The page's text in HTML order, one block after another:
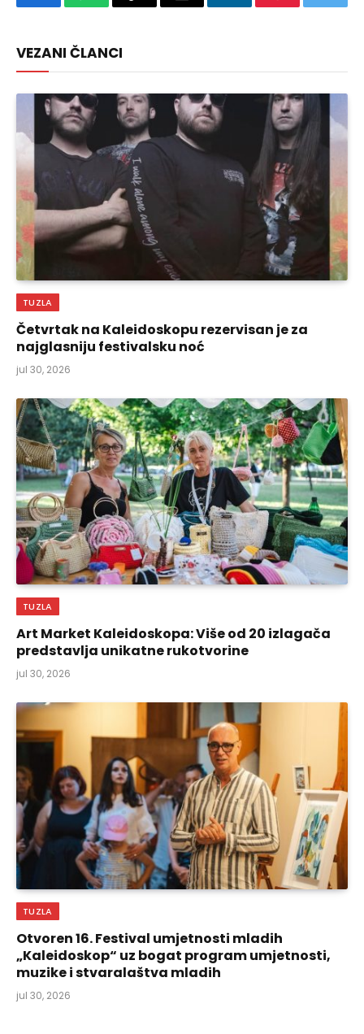
FacebookWhatsAppCopy
Email LinkedInPinterest
VEZANI ČLANCI
TUZLA
Četvrtak na Kaleidoskopu rezervisan je za
najglasniju festivalsku noć
jul 30, 2026
TUZLA
Art Market Kaleidoskopa: Više od 20 izlagača
predstavlja unikatne rukotvorine
jul 30, 2026
TUZLA
Otvoren 16. Festival umjetnosti mladih
„Kaleidoskop“ uz bogat program umjetnosti,
muzike i stvaralaštva mladih
jul 30, 2026